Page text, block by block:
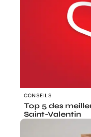
CONSEILS
Top 5 des
Saint-Valentin